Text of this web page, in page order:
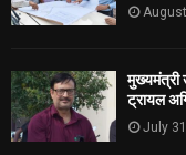
मुख्यमंत्री
ट्रायल
July